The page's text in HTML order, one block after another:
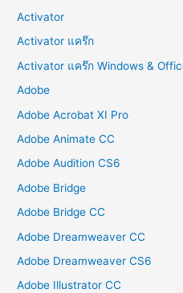
Activator
Activator แคร๊ก
Activator แคร๊ก Windows &
Adobe
Adobe Acrobat XI Pro
Adobe Animate CC
Adobe Audition CS6
Adobe Bridge
Adobe Bridge CC
Adobe Dreamweaver CC
Adobe Dreamweaver CS6
Adobe Illustrator CC